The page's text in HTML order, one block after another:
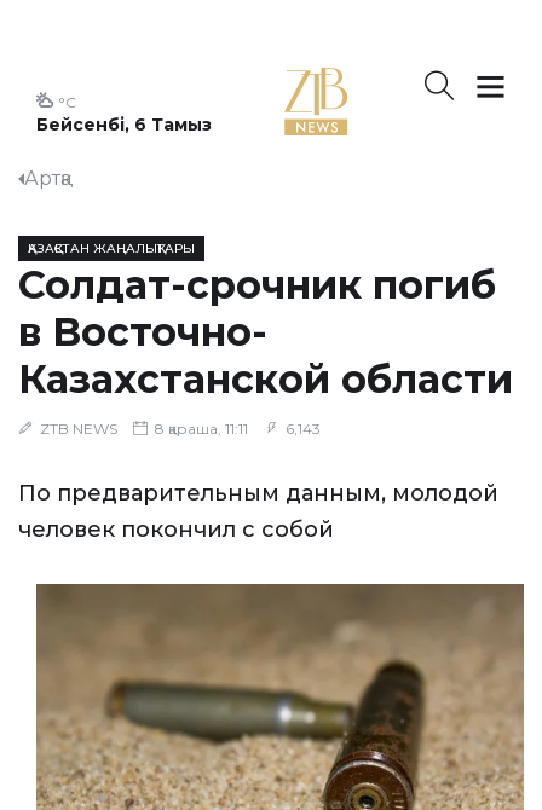
Бейсенбі, 6 Тамыз
°C
Артқа
ҚАЗАҚСТАН ЖАҢАЛЫҚТАРЫ
Солдат-срочник погиб
в Восточно-
Казахстанской области
ZTB NEWS 8 қараша, 11:11 6,143
По предварительным данным, молодой
человек покончил с собой